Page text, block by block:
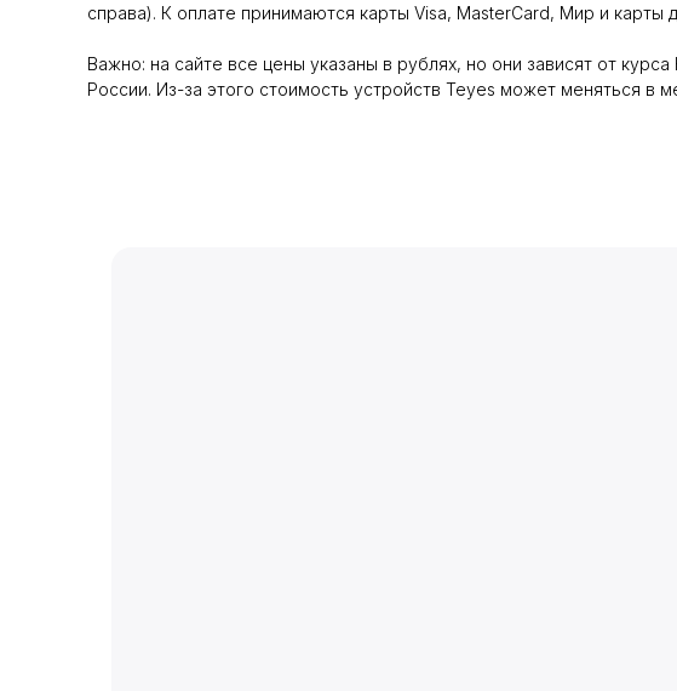
справа). К оплате принимаются карты Visa, MasterCard, Мир и
Важно: на сайте все цены указаны в рублях, но они зависят от
России. Из-за этого стоимость устройств Teyes может меняться в